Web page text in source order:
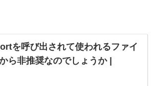
を呼び出されて使われるファイ
ら非推奨なのでしょうか |